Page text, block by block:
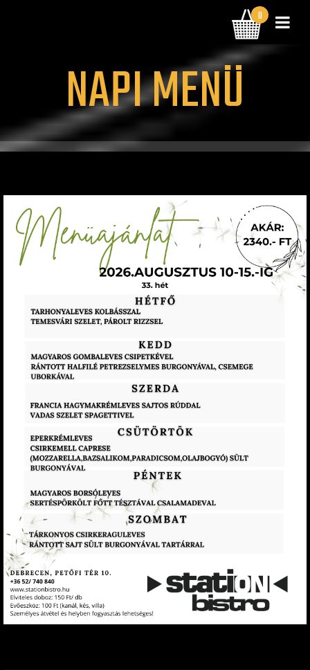
BELÉPÉS
0
TÉTEL | 0 FT
NAPI MENÜ